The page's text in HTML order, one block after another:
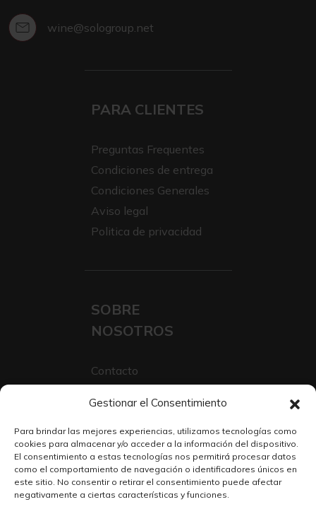
Gestionar el Consentimiento
Para brindar las mejores experiencias, utilizamos tecnologías como
cookies para almacenar y/o acceder a la información del dispositivo.
El consentimiento a estas tecnologías nos permitirá procesar datos
como el comportamiento de navegación o identificadores únicos en
este sitio. No consentir o retirar el consentimiento puede afectar
negativamente a ciertas características y funciones.
wine@sologroup.net
PARA CLIENTES
Preguntas Frequentes
Condiciones de entrega
Condiciones Generales
Aviso legal
Politica de privacidad
SOBRE
NOSOTROS
Contacto